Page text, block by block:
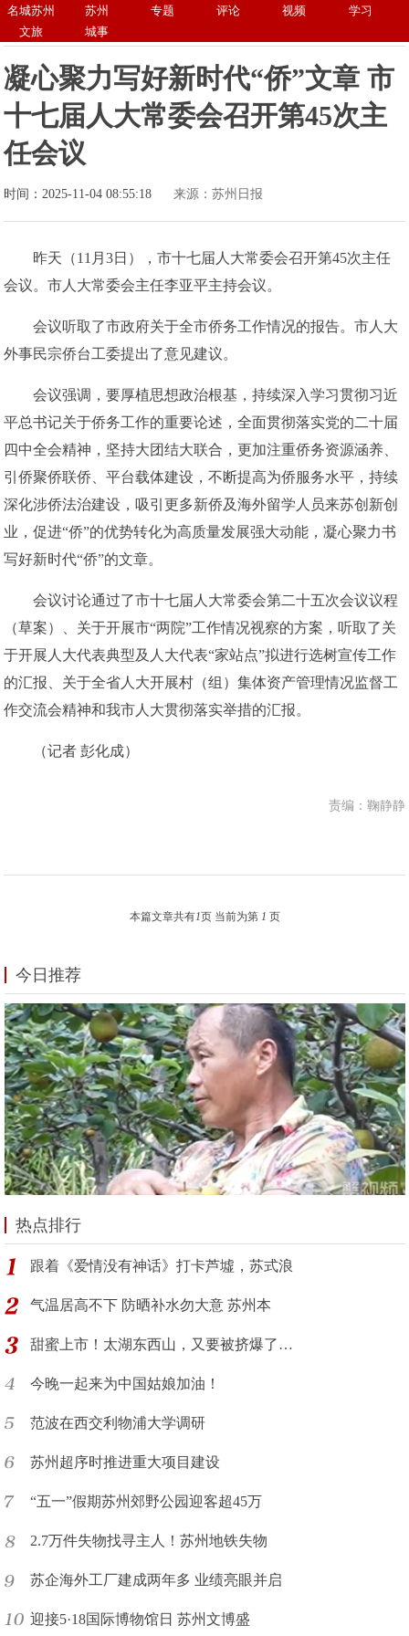
名城苏州 苏州 专题 评论 视频
学习
文旅
城事
凝心聚力写好新时代“侨”文章 市
十七届人大常委会召开第45次主
任会议
时间：2025-11-04 08:55:18 来源：苏州日报
昨天（11月3日），市十七届人大常委会召开第45次主任
会议。市人大常委会主任李亚平主持会议。
会议听取了市政府关于全市侨务工作情况的报告。市人大
外事民宗侨台工委提出了意见建议。
会议强调，要厚植思想政治根基，持续深入学习贯彻习近
平总书记关于侨务工作的重要论述，全面贯彻落实党的二十届
四中全会精神，坚持大团结大联合，更加注重侨务资源涵养、
引侨聚侨联侨、平台载体建设，不断提高为侨服务水平，持续
深化涉侨法治建设，吸引更多新侨及海外留学人员来苏创新创
业，促进“侨”的优势转化为高质量发展强大动能，凝心聚力书
写好新时代“侨”的文章。
会议讨论通过了市十七届人大常委会第二十五次会议议程
（草案）、关于开展市“两院”工作情况视察的方案，听取了关
于开展人大代表典型及人大代表“家站点”拟进行选树宣传工作
的汇报、关于全省人大开展村（组）集体资产管理情况监督工
作交流会精神和我市人大贯彻落实举措的汇报。
（记者 彭化成）
责编：鞠静静
本篇文章共有1页 当前为第 1 页
今日推荐
热点排行
跟着《爱情没有神话》打卡芦墟，苏式浪
气温居高不下 防晒补水勿大意 苏州本
甜蜜上市！太湖东西山，又要被挤爆了…
今晚一起来为中国姑娘加油！
范波在西交利物浦大学调研
苏州超序时推进重大项目建设
“五一”假期苏州郊野公园迎客超45万
2.7万件失物找寻主人！苏州地铁失物
苏企海外工厂建成两年多 业绩亮眼并启
迎接5·18国际博物馆日 苏州文博盛